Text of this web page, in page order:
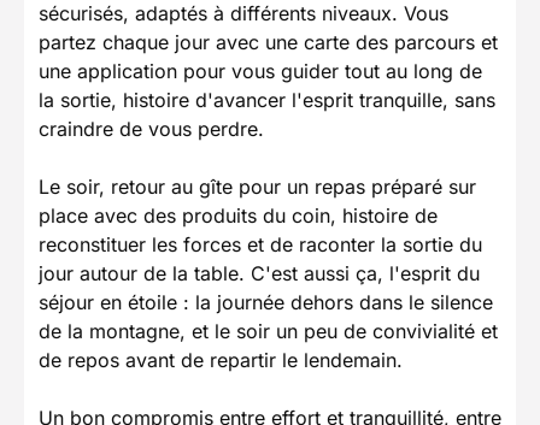
sécurisés, adaptés à différents niveaux. Vous
partez chaque jour avec une carte des parcours et
une application pour vous guider tout au long de
la sortie, histoire d'avancer l'esprit tranquille, sans
craindre de vous perdre.
Le soir, retour au gîte pour un repas préparé sur
place avec des produits du coin, histoire de
reconstituer les forces et de raconter la sortie du
jour autour de la table. C'est aussi ça, l'esprit du
séjour en étoile : la journée dehors dans le silence
de la montagne, et le soir un peu de convivialité et
de repos avant de repartir le lendemain.
Un bon compromis entre effort et tranquillité, entre